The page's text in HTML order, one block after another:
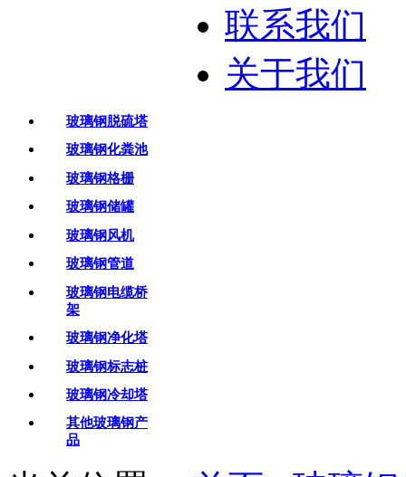
联系我们
关于我们
玻璃钢脱硫塔
玻璃钢化粪池
玻璃钢格栅
玻璃钢储罐
玻璃钢风机
玻璃钢管道
玻璃钢电缆桥
架
玻璃钢净化塔
玻璃钢标志桩
玻璃钢冷却塔
其他玻璃钢产
品